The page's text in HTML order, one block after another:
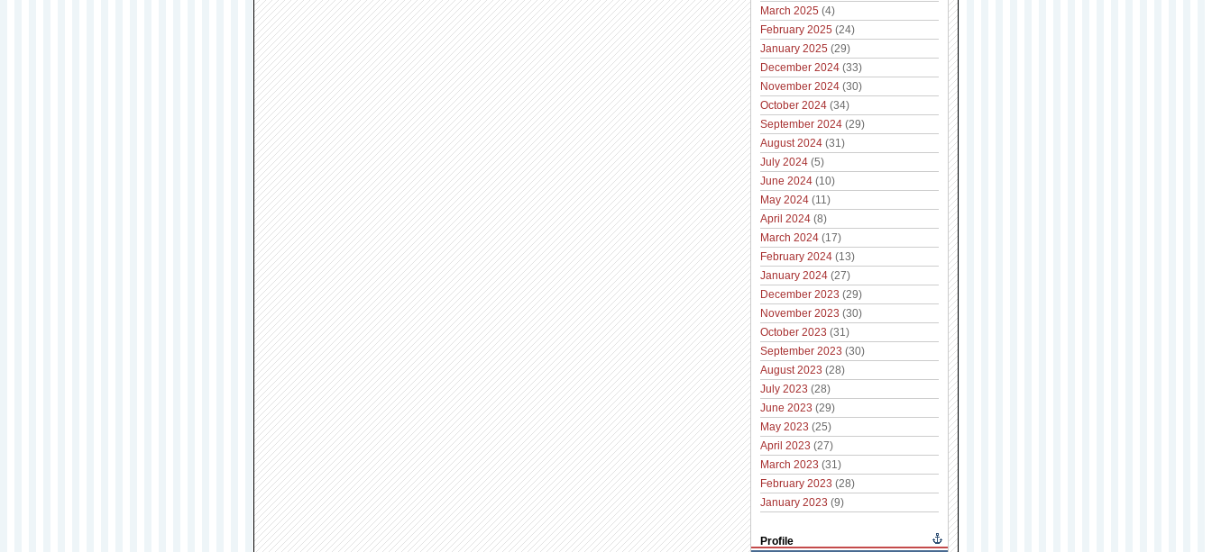
March 2025 (4)
February 2025 (24)
January 2025 (29)
December 2024 (33)
November 2024 (30)
October 2024 (34)
September 2024 (29)
August 2024 (31)
July 2024 (5)
June 2024 (10)
May 2024 (11)
April 2024 (8)
March 2024 (17)
February 2024 (13)
January 2024 (27)
December 2023 (29)
November 2023 (30)
October 2023 (31)
September 2023 (30)
August 2023 (28)
July 2023 (28)
June 2023 (29)
May 2023 (25)
April 2023 (27)
March 2023 (31)
February 2023 (28)
January 2023 (9)
Profile